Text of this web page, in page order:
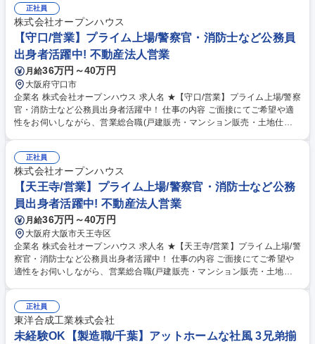
正社員
株式会社オープンハウス
【守口/営業】プライム上場/警察官・消防士など公務員
出身者活躍中! 不動産法人営業
月給36万円～40万円
大阪府守口市
企業名 株式会社オープンハウス 求人名 ★【守口/営業】プライム上場/警察
官・消防士など公務員出身者活躍中！ 仕事の内容 ご面接にてご希望や適
性をお伺いしながら、営業総合職(戸建販売・マンション販売・土地仕入
85%以上が年収アップを実現！圧倒的な企業の成長から現在年間400名の
キャリア採用実施中！今チャンスを掴みませんか？■2025年4月から営業
総合職の最低月給が36万円に引き上げられました！固定給が高く、インセ
ンティブ比率も高いです。中途入社者の90%が未経験からスタートです
が、年次を問わず実力に応じた役職や報酬をご用意します。変更の範囲：
当社グループの業務全般 募集職種 ★【守口/営業】プライム上場/警察官・
消防士など公務員出身者活躍中！
正社員
株式会社オープンハウス
【天王寺/営業】プライム上場/警察官・消防士など公務
員出身者活躍中! 不動産法人営業
月給36万円～40万円
大阪府大阪市天王寺区
企業名 株式会社オープンハウス 求人名 ★【天王寺/営業】プライム上場/警
察官・消防士など公務員出身者活躍中！ 仕事の内容 ご面接にてご希望や
適性をお伺いしながら、営業総合職(戸建販売・マンション販売・土地仕
85%以上が年収アップを実現！圧倒的な企業の成長から現在年間400名の
キャリア採用実施中！今チャンスを掴みませんか？■2025年4月から営業
総合職の最低月給が36万円に引き上げられました！固定給が高く、インセ
正社員
東洋合成工業株式会社
未経験OK【製造職/千葉】アットホームな社風 3兄弟揃